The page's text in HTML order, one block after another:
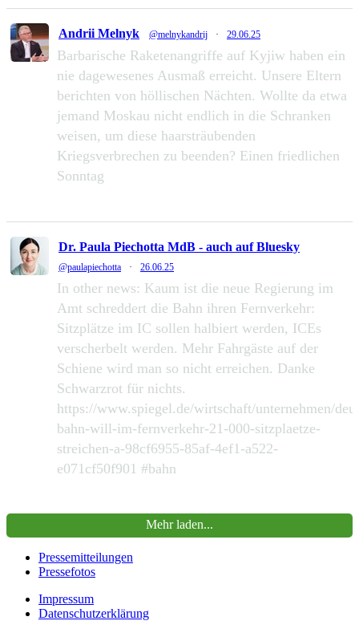
Andrii Melnyk @melnykandrij · 29.06.25
Barbarische Raketenangriffe auf Kyjiw haben ein
nie dagewesenes Ausmaß erreicht. Unsere Eltern
berichten von höllischen Nächten. Wollte da etwa
jemand Moskau nicht endlich in die Schranken
weisen, um diese haarsträubenden
Kriegsverbrechen zu beenden? Einen friedlichen
Sonntag
Dr. Paula Piechotta MdB - auch auf Bluesky
@paulapiechotta · 26.06.25
In other news: Kaum ist die neue Regierung im
Amt schreddert die Bahn ihren Fernverkehr:
Sitzplätze im IC sollen halbiert werden, ICEs
verscherbelt werden. Mehr Fahrgäste auf der
Schiene wird man so nicht erreichen. Danke
Schwarzrot für nichts.
https://www.spiegel.de/wirtschaft/unternehmen/
bahn-will-im-fernverkehr-21-000-sitzplaetze-
streichen-a-98cf6955-85af-4ef1-a522-
e071cf50f901 #bahn
Mehr laden...
Pressemitteilungen
Pressefotos
Impressum
Datenschutzerklärung